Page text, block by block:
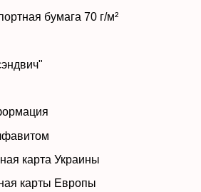
бумага 70 г/м²
нитками
"сэндвич"
ляссе
информация
с алфавитом
карта
карты Европы